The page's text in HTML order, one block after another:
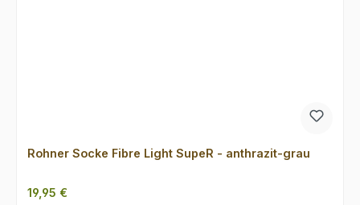
Rohner Socke Fibre Light SupeR - anthrazit-grau
Regulärer Preis:
19,95 €